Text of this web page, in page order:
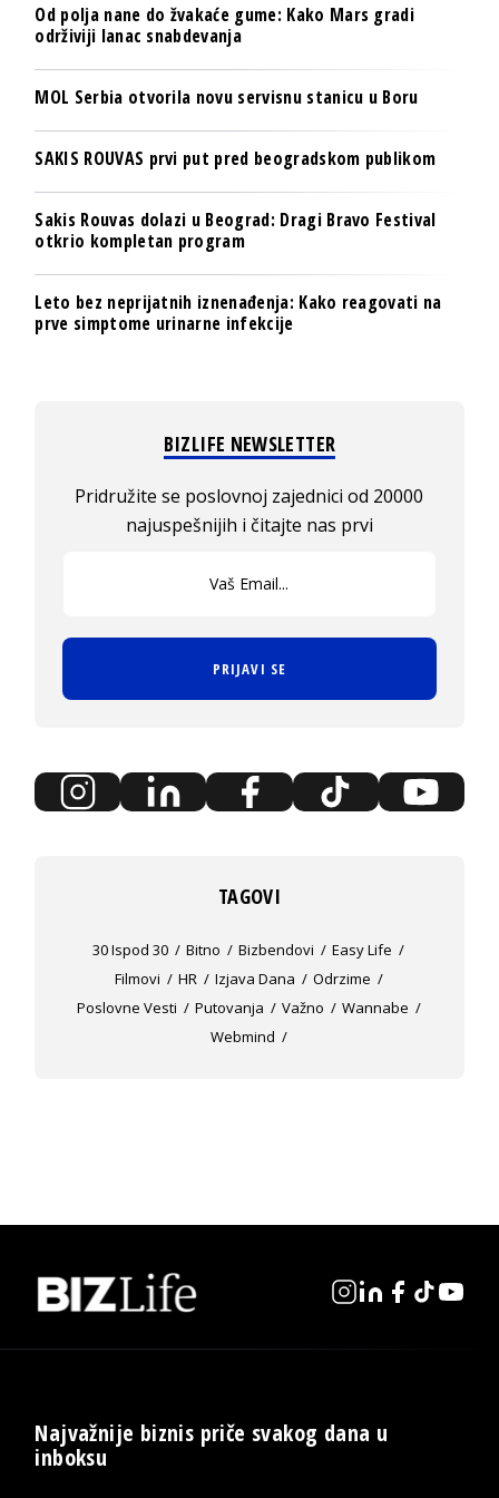
Od polja nane do žvakaće gume: Kako Mars gradi
održiviji lanac snabdevanja
MOL Serbia otvorila novu servisnu stanicu u Boru
SAKIS ROUVAS prvi put pred beogradskom publikom
Sakis Rouvas dolazi u Beograd: Dragi Bravo Festival
otkrio kompletan program
Leto bez neprijatnih iznenađenja: Kako reagovati na
prve simptome urinarne infekcije
BIZLIFE NEWSLETTER
Pridružite se poslovnoj zajednici od 20000
najuspešnijih i čitajte nas prvi
PRIJAVI SE
TAGOVI
30 Ispod 30 Bitno Bizbendovi
Easy Life
Filmovi
HR Izjava Dana
Odrzime
Poslovne Vesti
Putovanja Važno
Wannabe
Webmind
Najvažnije biznis priče svakog dana u
inboksu